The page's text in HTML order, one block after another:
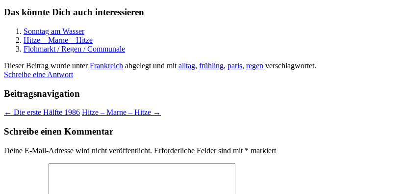
Das könnte Dich auch interessieren
Sonntag am Wasser
Hitze – Marne – Hitze
Flohmarkt / Regen / Communale
Dieser Beitrag wurde unterFrankreich abgelegt und mit alltag, frühling, paris, regen verschlagwortet.
Schreibe eine Antwort
Beitragsnavigation
← Die erste Hälfte 1986 Hitze – Marne – Hitze →
Schreibe einen Kommentar
Deine E-Mail-Adresse wird nicht veröffentlicht. Erforderliche Felder sind mit * markiert